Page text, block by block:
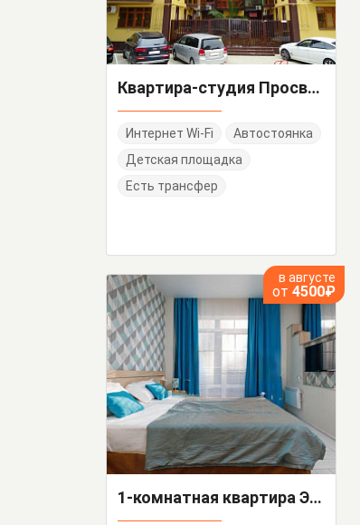
Квартира-студия Просвещения 157/2 кв 12
Интернет Wi-Fi
Автостоянка
Детская площадка
Есть трансфер
в августе
от 4500₽
1-комнатная квартира Эпроновская 2-а/3